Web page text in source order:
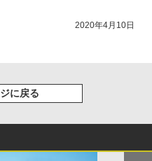
2020年4月10日
に戻る